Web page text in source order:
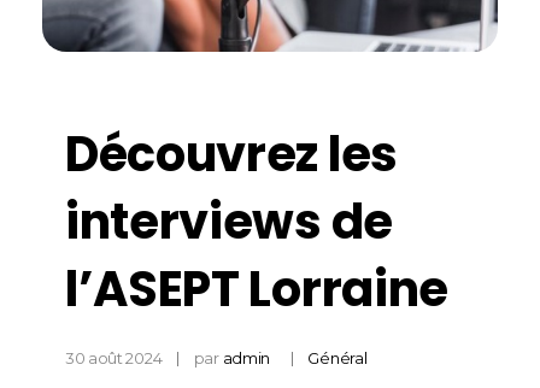
Découvrez les
interviews de
l’ASEPT Lorraine
30 août 2024 par admin Général